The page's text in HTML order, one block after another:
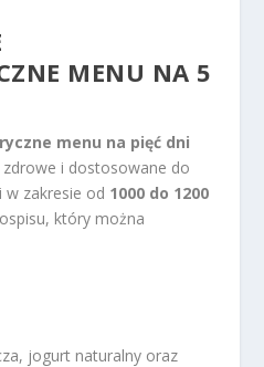
MENU NA 5
menu na pięć dni
i dostosowane do
w zakresie od 1000 do 1200
który można
jogurt naturalny oraz